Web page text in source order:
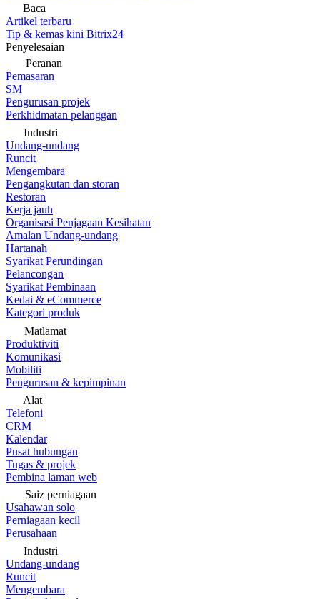
Baca
Artikel terbaru
Tip & kemas kini Bitrix24
Penyelesaian
Peranan
Pemasaran
SM
Pengurusan projek
Perkhidmatan pelanggan
Industri
Undang-undang
Runcit
Mengembara
Pengangkutan dan storan
Restoran
Kerja jauh
Organisasi Penjagaan Kesihatan
Amalan Undang-undang
Hartanah
Syarikat Perundingan
Pelancongan
Syarikat Pembinaan
Kedai & eCommerce
Kategori produk
Matlamat
Produktiviti
Komunikasi
Mobiliti
Pengurusan & kepimpinan
Alat
Telefoni
CRM
Kalendar
Pusat hubungan
Tugas & projek
Pembina laman web
Saiz perniagaan
Usahawan solo
Perniagaan kecil
Perusahaan
Industri
Undang-undang
Runcit
Mengembara